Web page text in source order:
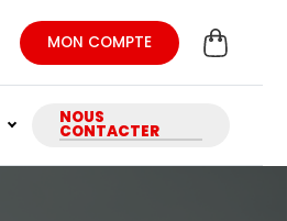
MON COMPTE
NOUS
CONTACTER